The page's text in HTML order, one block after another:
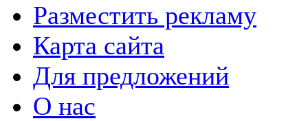
Разместить рекламу
Карта сайта
Для предложений
О нас